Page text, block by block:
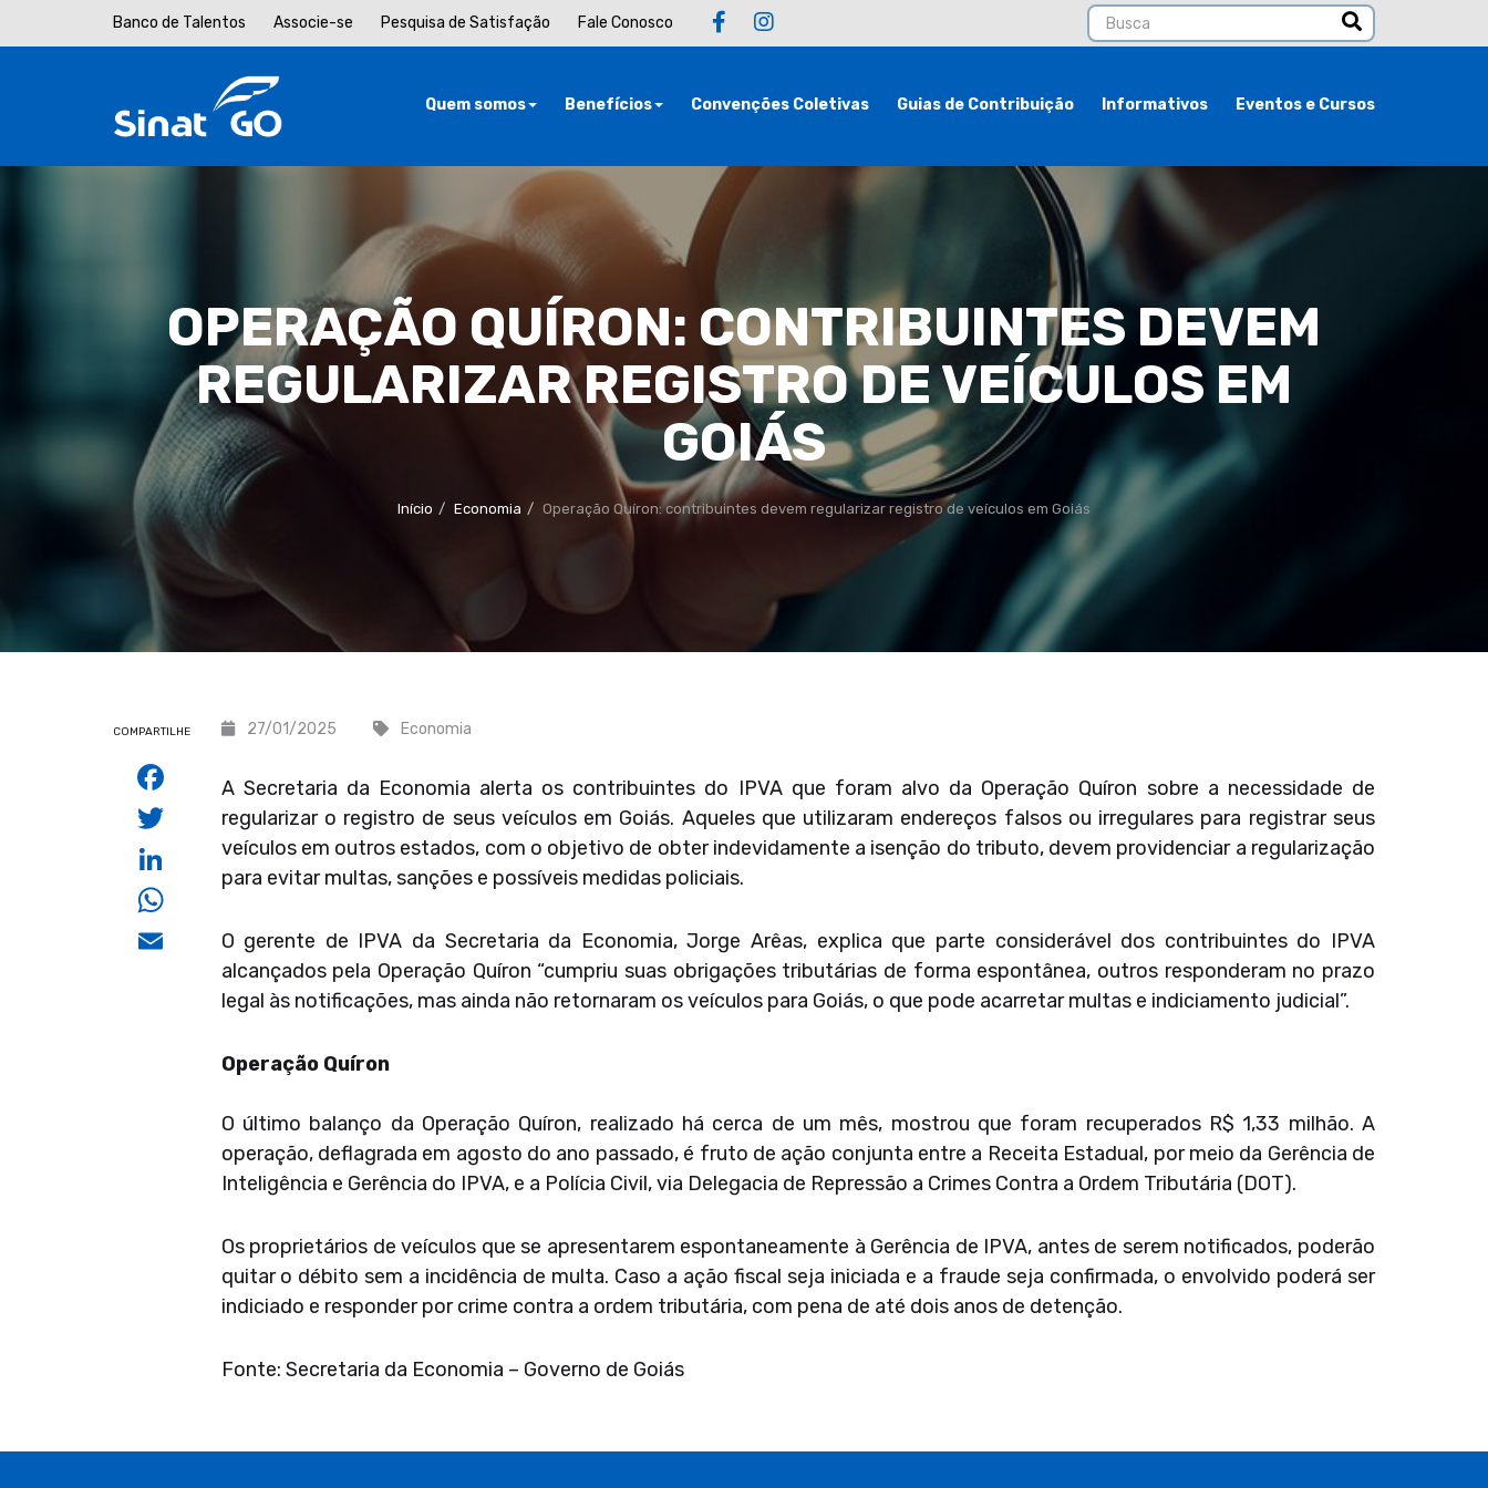
Banco de Talentos Associe-se Pesquisa de Satisfação Fale Conosco
Quem somos Benefícios Convenções Coletivas Guias de Contribuição Informativos Eventos e Cursos
OPERAÇÃO QUÍRON: CONTRIBUINTES DEVEM
REGULARIZAR REGISTRO DE VEÍCULOS EM
GOIÁS
Início Economia Operação Quíron: contribuintes devem regularizar registro de veículos em Goiás
27/01/2025 Economia
A Secretaria da Economia alerta os contribuintes do IPVA que foram alvo da Operação Quíron sobre a necessidade de
regularizar o registro de seus veículos em Goiás. Aqueles que utilizaram endereços falsos ou irregulares para registrar seus
veículos em outros estados, com o objetivo de obter indevidamente a isenção do tributo, devem providenciar a regularização
para evitar multas, sanções e possíveis medidas policiais.
O gerente de IPVA da Secretaria da Economia, Jorge Arêas, explica que parte considerável dos contribuintes do IPVA
alcançados pela Operação Quíron “cumpriu suas obrigações tributárias de forma espontânea, outros responderam no prazo
legal às notificações, mas ainda não retornaram os veículos para Goiás, o que pode acarretar multas e indiciamento judicial”.
Operação Quíron
O último balanço da Operação Quíron, realizado há cerca de um mês, mostrou que foram recuperados R$ 1,33 milhão. A
operação, deflagrada em agosto do ano passado, é fruto de ação conjunta entre a Receita Estadual, por meio da Gerência de
Inteligência e Gerência do IPVA, e a Polícia Civil, via Delegacia de Repressão a Crimes Contra a Ordem Tributária (DOT).
Os proprietários de veículos que se apresentarem espontaneamente à Gerência de IPVA, antes de serem notificados, poderão
quitar o débito sem a incidência de multa. Caso a ação fiscal seja iniciada e a fraude seja confirmada, o envolvido poderá ser
indiciado e responder por crime contra a ordem tributária, com pena de até dois anos de detenção.
Fonte: Secretaria da Economia – Governo de Goiás
COMPARTILHE
Facebook
Twitter
LinkedIn
WhatsApp
Email